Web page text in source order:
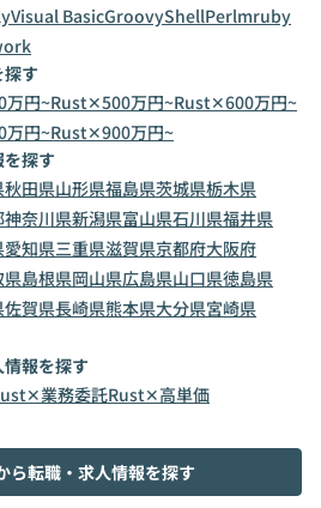
Visual BasicGroovyShellPerlmruby
す
円~Rust✕500万円~Rust✕600万円~
円~Rust✕900万円~
探す
秋田県山形県福島県茨城県栃木県
神奈川県新潟県富山県石川県福井県
愛知県三重県滋賀県京都府大阪府
県島根県岡山県広島県山口県徳島県
佐賀県長崎県熊本県大分県宮崎県
報を探す
業務委託Rust✕高単価
ら転職・求人情報を探す